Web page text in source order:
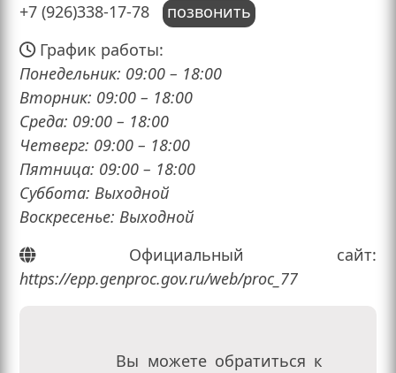
+7 (926)338-17-78
позвонить
График работы:
Понедельник: 09:00 – 18:00
Вторник: 09:00 – 18:00
Среда: 09:00 – 18:00
Четверг: 09:00 – 18:00
Пятница: 09:00 – 18:00
Суббота: Выходной
Воскресенье: Выходной
Официальный сайт:
https://epp.genproc.gov.ru/web/proc_77
Вы можете обратиться к